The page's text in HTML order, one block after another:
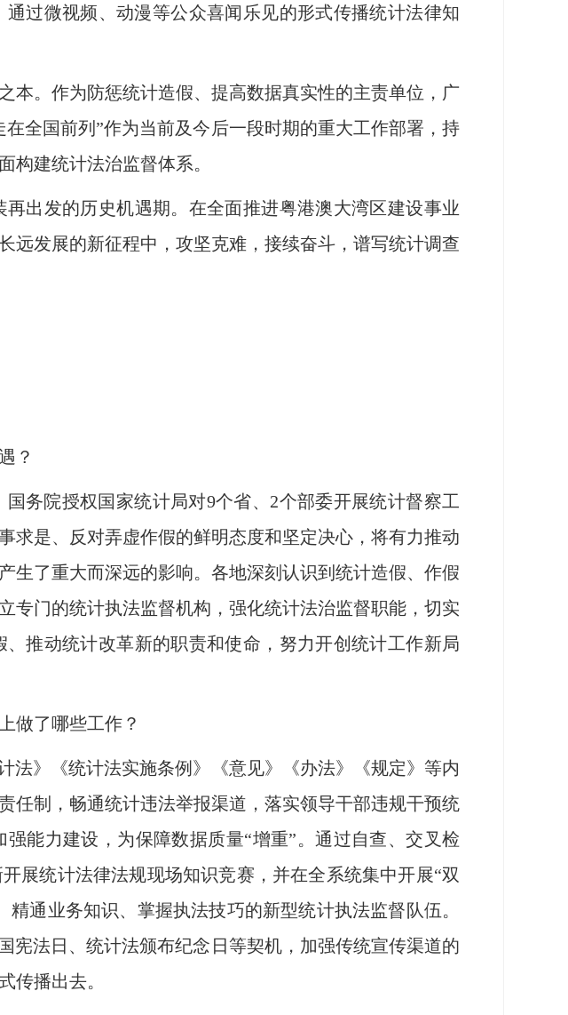
微视频、动漫等公众喜闻乐见的形式传播统计法律知
。作为防惩统计造假、提高数据真实性的主责单位，广
全国前列”作为当前及今后一段时期的重大工作部署，持
构建统计法治监督体系。
发的历史机遇期。在全面推进粤港澳大湾区建设事业
远发展的新征程中，攻坚克难，接续奋斗，谱写统计调查
？
院授权国家统计局对9个省、2个部委开展统计督察工
求是、反对弄虚作假的鲜明态度和坚定决心，将有力推动
生了重大而深远的影响。各地深刻认识到统计造假、作假
专门的统计执法监督机构，强化统计法治监督职能，切实
推动统计改革新的职责和使命，努力开创统计工作新局
做了哪些工作？
》《统计法实施条例》《意见》《办法》《规定》等内
任制，畅通统计违法举报渠道，落实领导干部违规干预统
能力建设，为保障数据质量“增重”。通过自查、交叉检
展统计法律法规现场知识竞赛，并在全系统集中开展“双
通业务知识、掌握执法技巧的新型统计执法监督队伍。
宪法日、统计法颁布纪念日等契机，加强传统宣传渠道的
传播出去。